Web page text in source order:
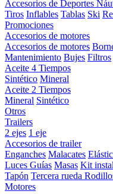
Accesorios de Deportes
Tiros Inflables Tablas Ski
Promociones
Accesorios de motores
Accesorios de motores
Mantenimiento Bujes Filtros
Aceite 4 Tiempos
Sintético Mineral
Aceite 2 Tiempos
Mineral Sintético
Otros
Trailers
2 ejes 1 eje
Accesorios de trailer
Enganches Malacates
Luces Guías Masas Kit
Tapón Tercera rueda
Motores